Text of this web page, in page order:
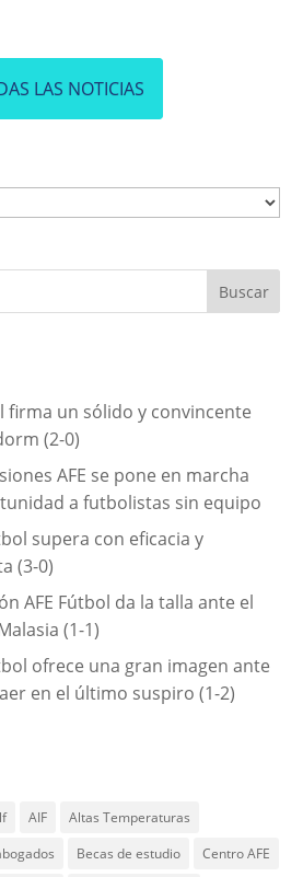
LAS NOTICIAS
firma un sólido y convincente
(2-0)
AFE se pone en marcha
a futbolistas sin equipo
supera con eficacia y
(3-0)
AFE Fútbol da la talla ante el
(1-1)
ofrece una gran imagen ante
en el último suspiro (1-2)
AIF
Altas Temperaturas
Becas de estudio
Centro AFE